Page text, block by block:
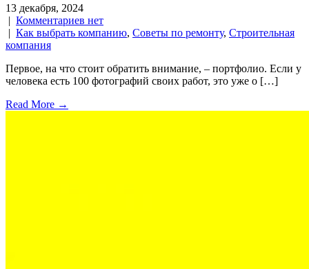
13 декабря, 2024
| Комментариев нет
| Как выбрать компанию, Советы по ремонту, Строительная
компания
Первое, на что стоит обратить внимание, – портфолио. Если у
человека есть 100 фотографий своих работ, это уже о […]
Read More →